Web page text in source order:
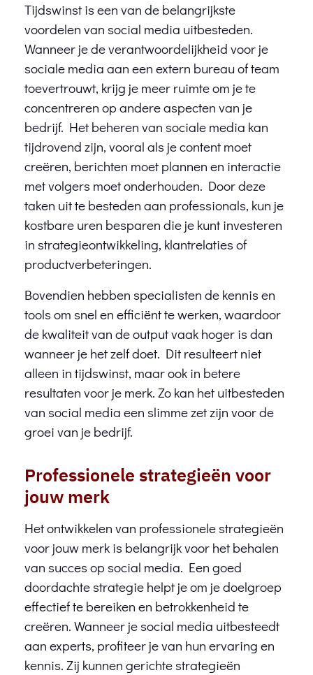
Tijdswinst is een van de belangrijkste
voordelen van social media uitbesteden.
Wanneer je de verantwoordelijkheid voor je
sociale media aan een extern bureau of team
toevertrouwt, krijg je meer ruimte om je te
concentreren op andere aspecten van je
bedrijf. Het beheren van sociale media kan
tijdrovend zijn, vooral als je content moet
creëren, berichten moet plannen en interactie
met volgers moet onderhouden. Door deze
taken uit te besteden aan professionals, kun je
kostbare uren besparen die je kunt investeren
in strategieontwikkeling, klantrelaties of
productverbeteringen.
Bovendien hebben specialisten de kennis en
tools om snel en efficiënt te werken, waardoor
de kwaliteit van de output vaak hoger is dan
wanneer je het zelf doet. Dit resulteert niet
alleen in tijdswinst, maar ook in betere
resultaten voor je merk. Zo kan het uitbesteden
van social media een slimme zet zijn voor de
groei van je bedrijf.
Professionele strategieën voor
jouw merk
Het ontwikkelen van professionele strategieën
voor jouw merk is belangrijk voor het behalen
van succes op social media. Een goed
doordachte strategie helpt je om je doelgroep
effectief te bereiken en betrokkenheid te
creëren. Wanneer je social media uitbesteedt
aan experts, profiteer je van hun ervaring en
kennis. Zij kunnen gerichte strategieën